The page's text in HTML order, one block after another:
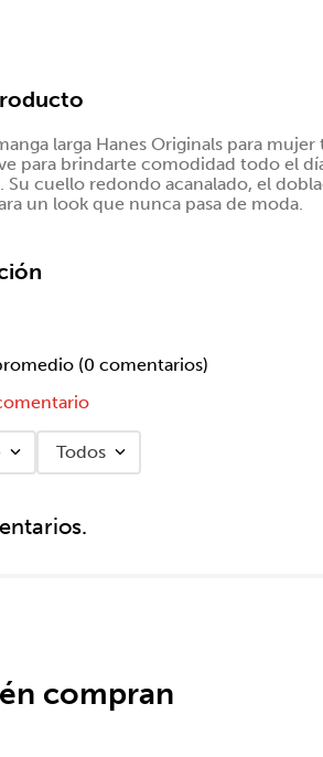
larga Hanes Originals para
para brindarte comodidad todo el
Su cuello redondo acanalado, el
un look que nunca pasa de moda.
(0 comentarios)
Todos
compran